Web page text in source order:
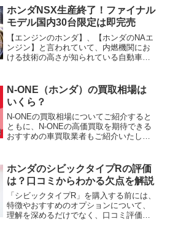
ひこちらの記事を参考にして頂ければと
思います。
ホンダNSX生産終了！ファイナル
モデル国内30台限定は即完売
【エンジンのホンダ】、【ホンダのNAエ
ンジン】と言われていて、内燃機関にお
ける技術の高さが知られている自動車製
2035年にはガソリン車の新車販売を事実
上禁止すると示したことを受け、脱ガソ
リン車の目標時期を掲げていた2040年よ
りさらに前倒しする可能性がある
N-ONE（ホンダ）の買取相場は
いくら？
N-ONEの買取相場についてご紹介すると
ともに、N-ONEの高価買取を期待できる
おすすめの車買取業者もご紹介いたしま
の記事を参考にして頂ければと思いま
す。
ホンダのシビックタイプRの評価
は？口コミからわかる欠点を解説
「シビックタイプR」を購入する前には、
特徴やおすすめのオプションについて、
理解を深めるだけでなく、口コミ評価も